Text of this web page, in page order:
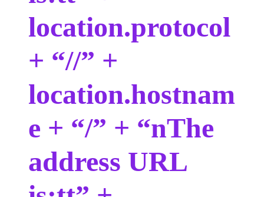
location.protocol
+ “//” +
location.hostnam
e + “/” + “nThe
address URL